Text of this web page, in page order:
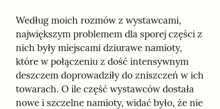
Według moich rozmów z wystawcami,
największym problemem dla sporej części z
nich były miejscami dziurawe namioty,
które w połączeniu z dość intensywnym
deszczem doprowadziły do zniszczeń w ich
towarach. O ile część wystawców dostała
nowe i szczelne namioty, widać było, że nie